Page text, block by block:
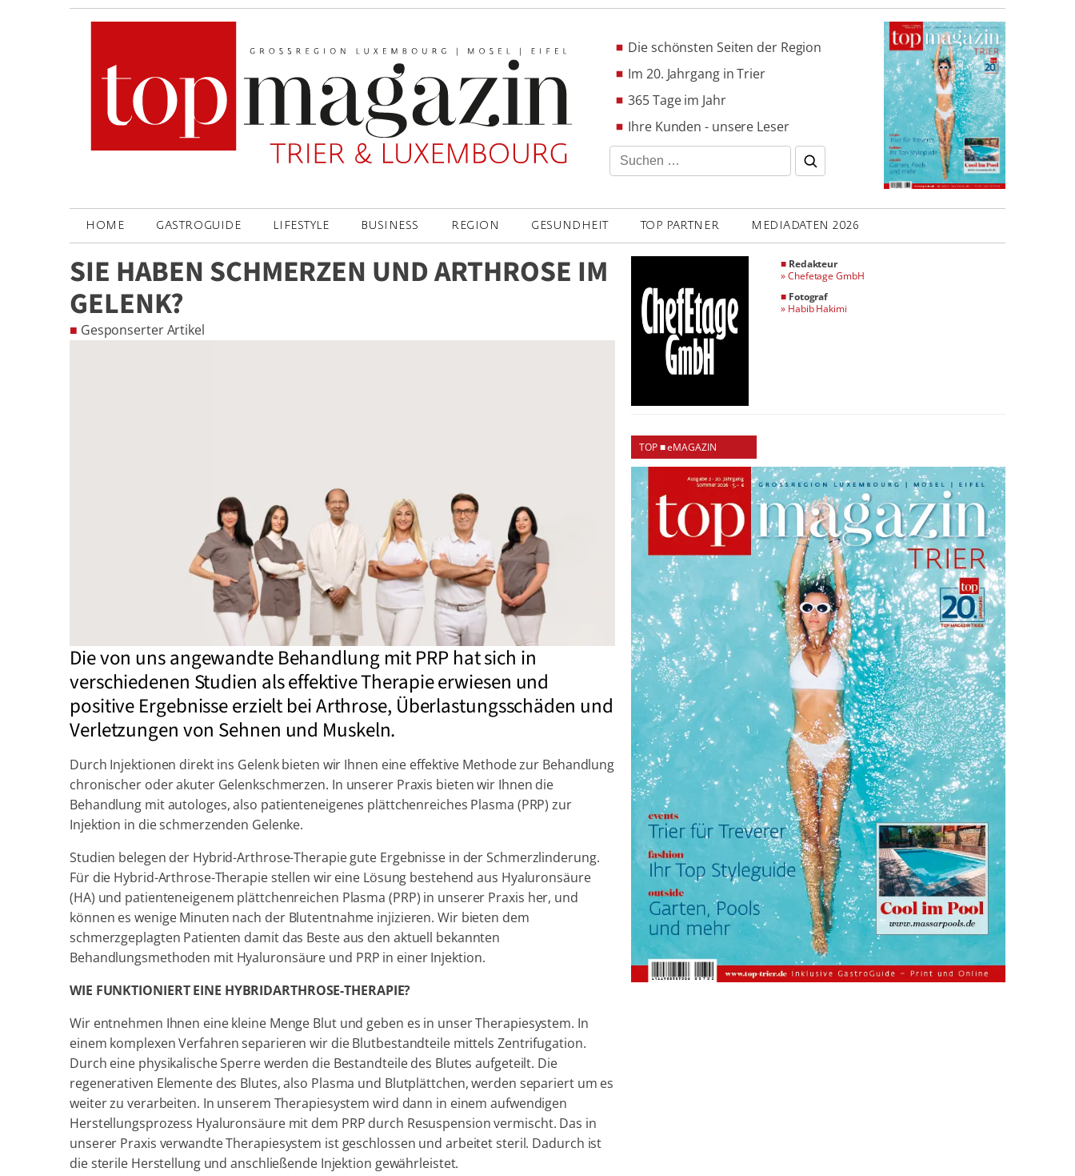
Die schönsten Seiten der Region
Im 20. Jahrgang in Trier
365 Tage im Jahr
Ihre Kunden - unsere Leser
Suchen
nach:
HOME GASTROGUIDE LIFESTYLE BUSINESS REGION GESUNDHEIT TOP PARTNER MEDIADATEN 2026
SIE HABEN SCHMERZEN UND ARTHROSE IM
GELENK?
■ Gesponserter Artikel
Die von uns angewandte Behandlung mit PRP hat sich in
verschiedenen Studien als effektive Therapie erwiesen und
positive Ergebnisse erzielt bei Arthrose, Überlastungsschäden und
Verletzungen von Sehnen und Muskeln.
Durch Injektionen direkt ins Gelenk bieten wir Ihnen eine effektive Methode zur Behandlung
chronischer oder akuter Gelenkschmerzen. In unserer Praxis bieten wir Ihnen die
Behandlung mit autologes, also patienteneigenes plättchenreiches Plasma (PRP) zur
Injektion in die schmerzenden Gelenke.
Studien belegen der Hybrid-Arthrose-Therapie gute Ergebnisse in der Schmerzlinderung.
Für die Hybrid-Arthrose-Therapie stellen wir eine Lösung bestehend aus Hyaluronsäure
(HA) und patienteneigenem plättchenreichen Plasma (PRP) in unserer Praxis her, und
können es wenige Minuten nach der Blutentnahme injizieren. Wir bieten dem
schmerzgeplagten Patienten damit das Beste aus den aktuell bekannten
Behandlungsmethoden mit Hyaluronsäure und PRP in einer Injektion.
WIE FUNKTIONIERT EINE HYBRIDARTHROSE-THERAPIE?
Wir entnehmen Ihnen eine kleine Menge Blut und geben es in unser Therapiesystem. In
einem komplexen Verfahren separieren wir die Blutbestandteile mittels Zentrifugation.
Durch eine physikalische Sperre werden die Bestandteile des Blutes aufgeteilt. Die
regenerativen Elemente des Blutes, also Plasma und Blutplättchen, werden separiert um es
weiter zu verarbeiten. In unserem Therapiesystem wird dann in einem aufwendigen
Herstellungsprozess Hyaluronsäure mit dem PRP durch Resuspension vermischt. Das in
unserer Praxis verwandte Therapiesystem ist geschlossen und arbeitet steril. Dadurch ist
die sterile Herstellung und anschließende Injektion gewährleistet.
■ Redakteur
»Chefetage GmbH
■ Fotograf
» Habib Hakimi
TOP ■ eMAGAZIN